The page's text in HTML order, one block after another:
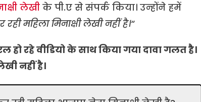
लेखीके पी.ए से संपर्क किया। उन्होंने हमें
महिला मिनाक्षी लेखी नहीं है।“
हो रहे वीडियो के साथ किया गया दावा गलत है।
नहीं है।